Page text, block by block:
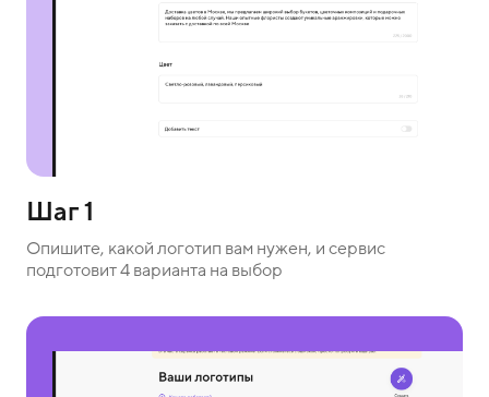
Шаг 1
Опишите, какой логотип вам нужен, и сервис
подготовит 4 варианта на выбор